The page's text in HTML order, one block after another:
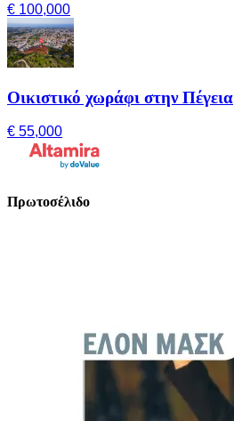
€ 100,000
Οικιστικό χωράφι στην Πέγεια
€ 55,000
Πρωτοσέλιδο